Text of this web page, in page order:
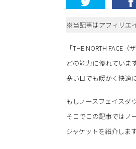
※当記事はアフィリエ
「THE NORTH FACE
どの能力に優れています
寒い日でも暖かく快適
もしノースフェイスダ
そこでこの記事ではノ
ジャケットを紹介します